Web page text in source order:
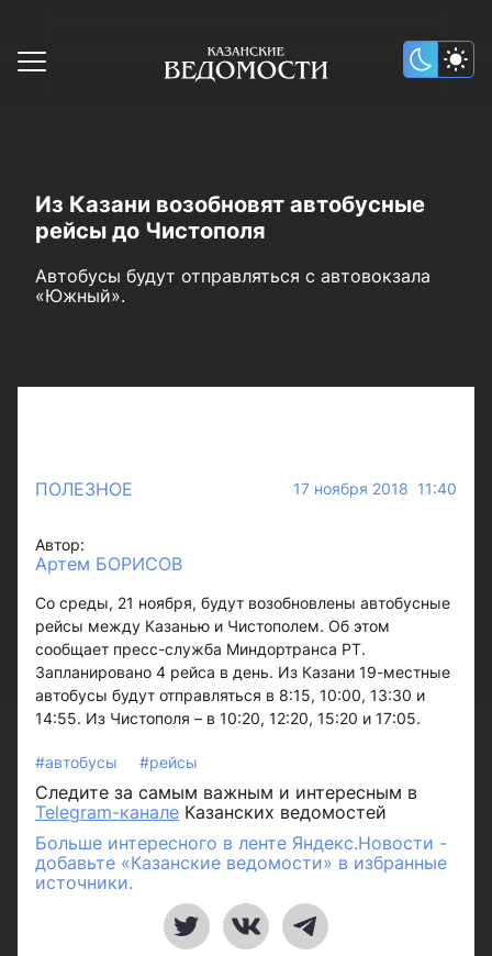
Из Казани возобновят автобусные
рейсы до Чистополя
Автобусы будут отправляться с автовокзала
«Южный».
ПОЛЕЗНОЕ 17 ноября 2018 11:40
Автор:
Артем БОРИСОВ
Со среды, 21 ноября, будут возобновлены автобусные
рейсы между Казанью и Чистополем. Об этом
сообщает пресс-служба Миндортранса РТ.
Запланировано 4 рейса в день. Из Казани 19-местные
автобусы будут отправляться в 8:15, 10:00, 13:30 и
14:55. Из Чистополя – в 10:20, 12:20, 15:20 и 17:05.
#автобусы #рейсы
Следите за самым важным и интересным в
Telegram-канале Казанских ведомостей
Больше интересного в ленте Яндекс.Новости -
добавьте «Казанские ведомости» в избранные
источники.